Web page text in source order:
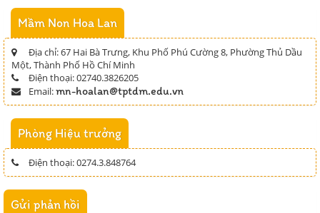
Mầm Non Hoa Lan
Địa chỉ:67 Hai Bà Trưng, Khu Phố Phú Cường 8, Phường Thủ Dầu
Một, Thành Phố Hồ Chí Minh
Điện thoại:02740.3826205
Email:mn-hoalan@tptdm.edu.vn
Phòng Hiệu trưởng
Điện thoại:0274.3.848764
Gửi phản hồi